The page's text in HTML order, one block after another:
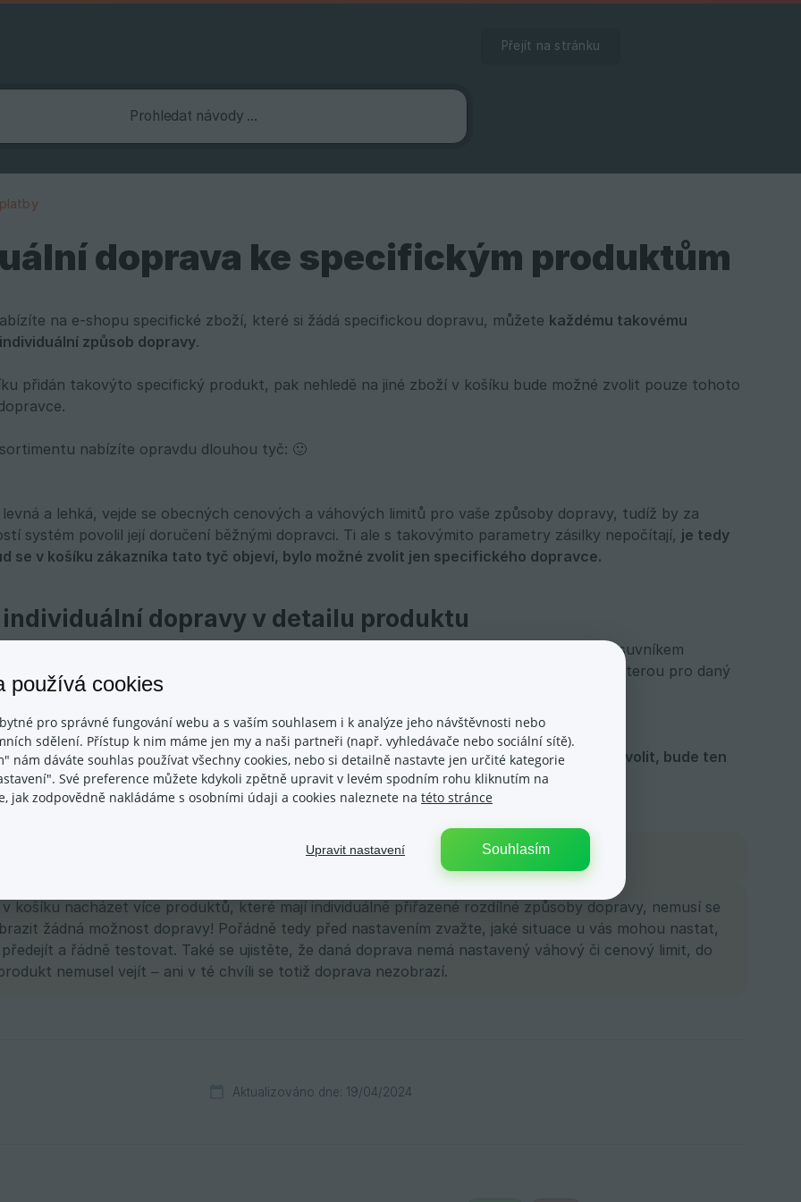
Přejít na stránku
doprava ke specifickým produktům
na e-shopu specifické zboží, které si žádá specifickou dopravu, můžete každému takovému
způsob dopravy.
přidán takovýto specifický produkt, pak nehledě na jiné zboží v košíku bude možné zvolit pouze tohoto
nabízíte opravdu dlouhou tyč: 🙂
a lehká, vejde se obecných cenových a váhových limitů pro vaše způsoby dopravy, tudíž by za
systém povolil její doručení běžnými dopravci. Ti ale s takovýmito parametry zásilky nepočítají, je tedy
se v košíku zákazníka tato tyč objeví, bylo možné zvolit jen specifického dopravce.
dopravy v detailu produktu
produktu najdete záložku Individuální doprava. Zde je pro konkrétní produkt(-y) nutné posuvníkem
vybrané dopravy pro tento produkt“ a z nabídky vašich aktivních doprav zvolit pouze tu, kterou pro daný
další produkty se budou v objednávce nacházet,jediný dopravce, který v košíku půjde zvolit, bude ten
individuálními dopravami v jednom košíku?
v košíku nacházet více produktů, které mají individuálně přiřazené rozdílné způsoby dopravy, nemusí se
žádná možnost dopravy! Pořádně tedy před nastavením zvažte, jaké situace u vás mohou nastat,
a řádně testovat. Také se ujistěte, že daná doprava nemá nastavený váhový či cenový limit, do
nemusel vejít – ani v té chvíli se totiž doprava nezobrazí.
Aktualizováno dne: 19/04/2024
používá cookies
pro správné fungování webu a s vaším souhlasem i k analýze jeho návštěvnosti nebo
sdělení. Přístup k nim máme jen my a naši partneři (např. vyhledávače nebo sociální sítě).
nám dáváte souhlas používat všechny cookies, nebo si detailně nastavte jen určité kategorie
Své preference můžete kdykoli zpětně upravit v levém spodním rohu kliknutím na
jak zodpovědně nakládáme s osobními údaji a cookies naleznete na této stránce
Souhlasím
Upravit nastavení